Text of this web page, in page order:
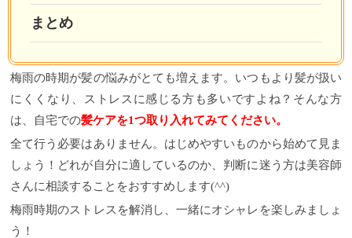
まとめ
梅雨の時期が髪の悩みがとても増えます。いつもより髪が扱い
にくくなり、ストレスに感じる方も多いですよね？そんな方
は、自宅での髪ケアを1つ取り入れてみてください。
全て行う必要はありません。はじめやすいものから始めて見ま
しょう！どれが自分に適しているのか、判断に迷う方は美容師
さんに相談することをおすすめします(^^)
梅雨時期のストレスを解消し、一緒にオシャレを楽しみましょ
う！